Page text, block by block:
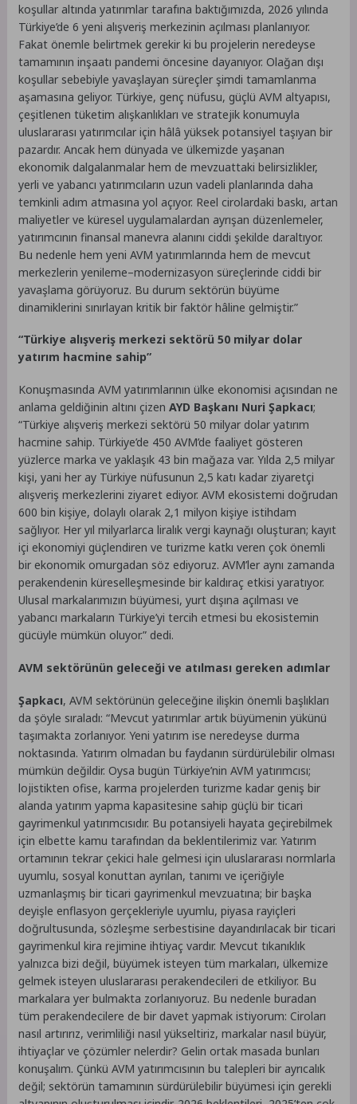
koşullar altında yatırımlar tarafına baktığımızda, 2026 yılında
Türkiye’de 6 yeni alışveriş merkezinin açılması planlanıyor.
Fakat önemle belirtmek gerekir ki bu projelerin neredeyse
tamamının inşaatı pandemi öncesine dayanıyor. Olağan dışı
koşullar sebebiyle yavaşlayan süreçler şimdi tamamlanma
aşamasına geliyor. Türkiye, genç nüfusu, güçlü AVM altyapısı,
çeşitlenen tüketim alışkanlıkları ve stratejik konumuyla
uluslararası yatırımcılar için hâlâ yüksek potansiyel taşıyan bir
pazardır. Ancak hem dünyada ve ülkemizde yaşanan
ekonomik dalgalanmalar hem de mevzuattaki belirsizlikler,
yerli ve yabancı yatırımcıların uzun vadeli planlarında daha
temkinli adım atmasına yol açıyor. Reel cirolardaki baskı, artan
maliyetler ve küresel uygulamalardan ayrışan düzenlemeler,
yatırımcının finansal manevra alanını ciddi şekilde daraltıyor.
Bu nedenle hem yeni AVM yatırımlarında hem de mevcut
merkezlerin yenileme–modernizasyon süreçlerinde ciddi bir
yavaşlama görüyoruz. Bu durum sektörün büyüme
dinamiklerini sınırlayan kritik bir faktör hâline gelmiştir.”
“Türkiye alışveriş merkezi sektörü 50 milyar dolar
yatırım hacmine sahip”
Konuşmasında AVM yatırımlarının ülke ekonomisi açısından ne
anlama geldiğinin altını çizenAYD Başkanı Nuri Şapkacı;
“Türkiye alışveriş merkezi sektörü 50 milyar dolar yatırım
hacmine sahip. Türkiye’de 450 AVM’de faaliyet gösteren
yüzlerce marka ve yaklaşık 43 bin mağaza var. Yılda 2,5 milyar
kişi, yani her ay Türkiye nüfusunun 2,5 katı kadar ziyaretçi
alışveriş merkezlerini ziyaret ediyor. AVM ekosistemi doğrudan
600 bin kişiye, dolaylı olarak 2,1 milyon kişiye istihdam
sağlıyor. Her yıl milyarlarca liralık vergi kaynağı oluşturan; kayıt
içi ekonomiyi güçlendiren ve turizme katkı veren çok önemli
bir ekonomik omurgadan söz ediyoruz. AVM’ler aynı zamanda
perakendenin küreselleşmesinde bir kaldıraç etkisi yaratıyor.
Ulusal markalarımızın büyümesi, yurt dışına açılması ve
yabancı markaların Türkiye’yi tercih etmesi bu ekosistemin
gücüyle mümkün oluyor.” dedi.
AVM sektörünün geleceği ve atılması gereken adımlar
Şapkacı, AVM sektörünün geleceğine ilişkin önemli başlıkları
da şöyle sıraladı: “Mevcut yatırımlar artık büyümenin yükünü
taşımakta zorlanıyor. Yeni yatırım ise neredeyse durma
noktasında. Yatırım olmadan bu faydanın sürdürülebilir olması
mümkün değildir. Oysa bugün Türkiye’nin AVM yatırımcısı;
lojistikten ofise, karma projelerden turizme kadar geniş bir
alanda yatırım yapma kapasitesine sahip güçlü bir ticari
gayrimenkul yatırımcısıdır. Bu potansiyeli hayata geçirebilmek
için elbette kamu tarafından da beklentilerimiz var. Yatırım
ortamının tekrar çekici hale gelmesi için uluslararası normlarla
uyumlu, sosyal konuttan ayrılan, tanımı ve içeriğiyle
uzmanlaşmış bir ticari gayrimenkul mevzuatına; bir başka
deyişle enflasyon gerçekleriyle uyumlu, piyasa rayiçleri
doğrultusunda, sözleşme serbestisine dayandırılacak bir ticari
gayrimenkul kira rejimine ihtiyaç vardır. Mevcut tıkanıklık
yalnızca bizi değil, büyümek isteyen tüm markaları, ülkemize
gelmek isteyen uluslararası perakendecileri de etkiliyor. Bu
markalara yer bulmakta zorlanıyoruz. Bu nedenle buradan
tüm perakendecilere de bir davet yapmak istiyorum: Ciroları
nasıl artırırız, verimliliği nasıl yükseltiriz, markalar nasıl büyür,
ihtiyaçlar ve çözümler nelerdir? Gelin ortak masada bunları
konuşalım. Çünkü AVM yatırımcısının bu talepleri bir ayrıcalık
değil; sektörün tamamının sürdürülebilir büyümesi için gerekli